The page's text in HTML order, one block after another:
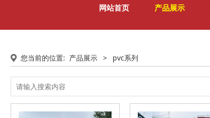
网站首页 产品展示
您当前的位置: 产品展示 > pvc系列